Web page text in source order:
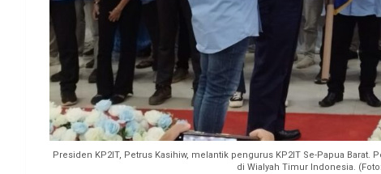
Presiden KP2IT, Petrus Kasihiw, melantik pengurus KP2IT Se-Papua
di Wialyah Timur Indonesia.